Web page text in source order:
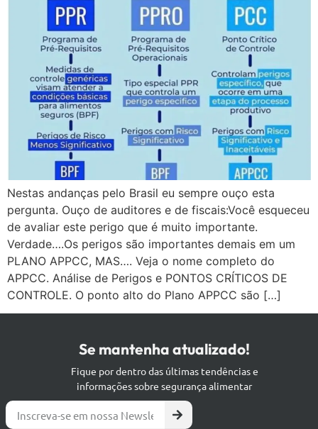
Nestas andanças pelo Brasil eu sempre ouço esta
pergunta. Ouço de auditores e de fiscais:Você esqueceu
de avaliar este perigo que é muito importante.
Verdade….Os perigos são importantes demais em um
PLANO APPCC, MAS…. Veja o nome completo do
APPCC. Análise de Perigos e PONTOS CRÍTICOS DE
CONTROLE. O ponto alto do Plano APPCC são […]
Se mantenha atualizado!
Fique por dentro das últimas tendências e
informações sobre segurança alimentar